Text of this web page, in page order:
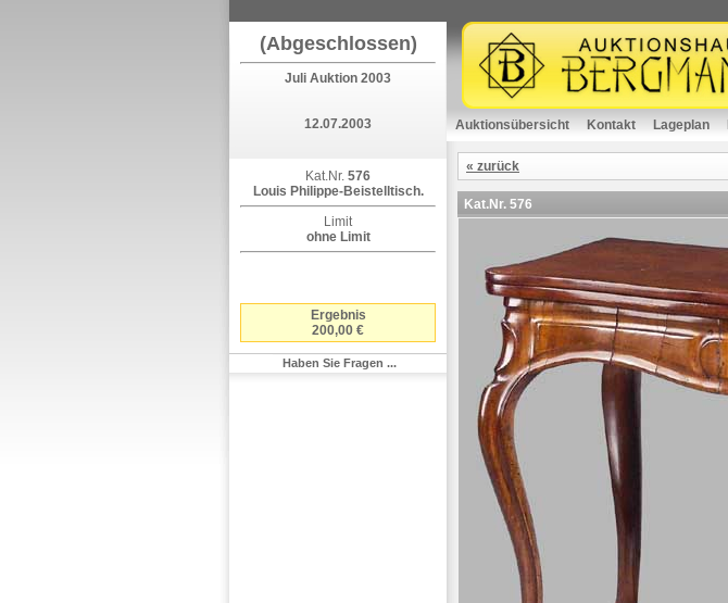
(Abgeschlossen)
Juli Auktion 2003
12.07.2003
Kat.Nr. 576
Louis Philippe-Beistelltisch.
Limit
ohne Limit
Ergebnis
200,00 €
Haben Sie Fragen ...
Auktionsübersicht Kontakt Lageplan
« zurück
Kat.Nr. 576